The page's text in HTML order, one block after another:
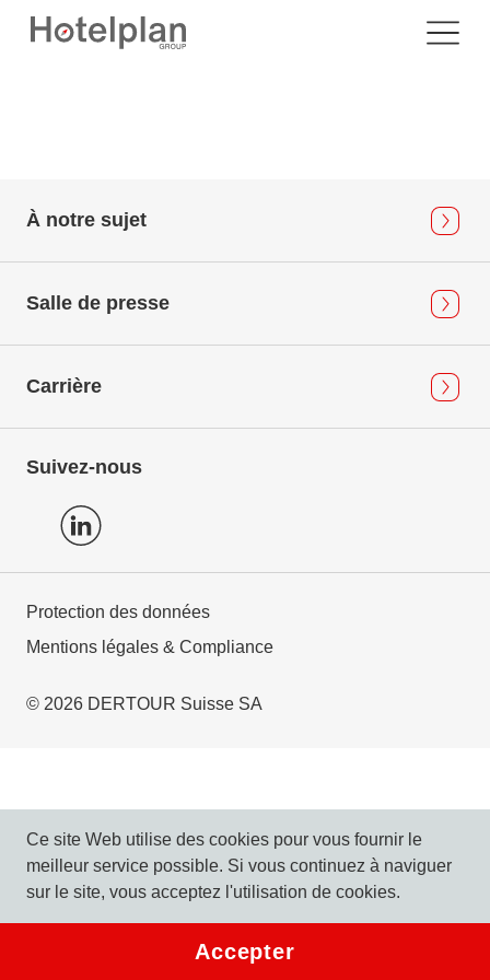
À notre sujet
Salle de presse
Carrière
Suivez-nous
© 2026 DERTOUR Suisse SA
Protection des données
Mentions légales & Compliance
Ce site Web utilise des cookies pour vous fournir le
meilleur service possible. Si vous continuez à naviguer
sur le site, vous acceptez l'utilisation de cookies.
Accepter